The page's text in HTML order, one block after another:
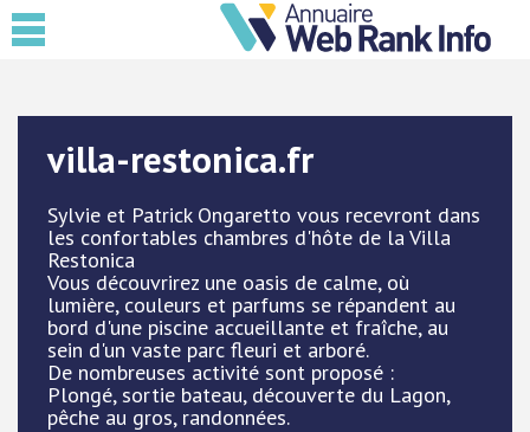
villa-restonica.fr
Sylvie et Patrick Ongaretto vous recevront dans
les confortables chambres d'hôte de la Villa
Restonica
Vous découvrirez une oasis de calme, où
lumière, couleurs et parfums se répandent au
bord d'une piscine accueillante et fraîche, au
sein d'un vaste parc fleuri et arboré.
De nombreuses activité sont proposé :
Plongé, sortie bateau, découverte du Lagon,
pêche au gros, randonnées.